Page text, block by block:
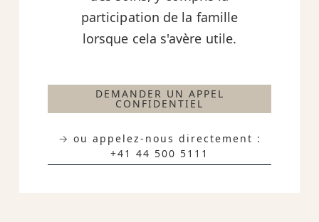
participation de la famille
lorsque cela s'avère utile.
DEMANDER UN APPEL
CONFIDENTIEL
→ ou appelez-nous directement :
+41 44 500 5111